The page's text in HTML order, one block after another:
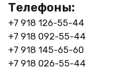
Телефоны:
+7 918 126-55-44
+7 918 092-55-44
+7 918 145-65-60
+7 918 026-55-44